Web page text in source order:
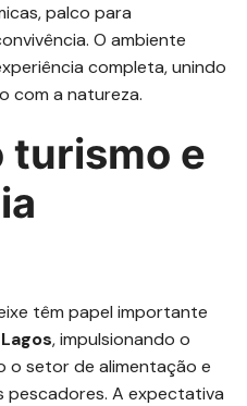
palco para
O ambiente
completa, unindo
com a natureza.
turismo e
têm papel importante
, impulsionando o
o setor de alimentação e
A expectativa